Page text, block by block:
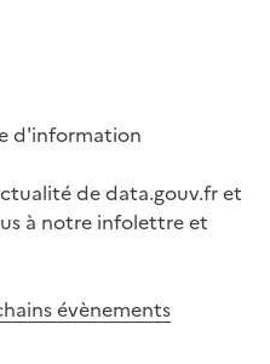
d'information
de data.gouv.fr et
à notre infolettre et
évènements